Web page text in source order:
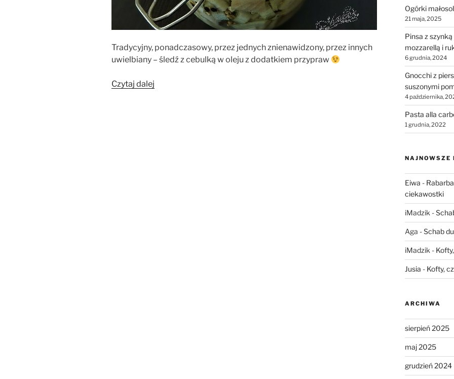
Tradycyjny, ponadczasowy, przez jednych znienawidzony, przez innych
uwielbiany – śledź z cebulką w oleju z dodatkiem przypraw
Czytaj dalej
Ogórki
21 maja, 2025
Pinsa z
mozzarellą i
6 grudnia, 2024
Gnocchi z
suszonymi
4 października,
Pasta alla
1 grudnia, 2022
NAJNOWSZE
Eiwa -
ciekawostki
iMadzik -
Aga -Schab
iMadzik -
Jusia - Kofty,
ARCHIWA
sierpień 2025
maj 2025
grudzień 2024